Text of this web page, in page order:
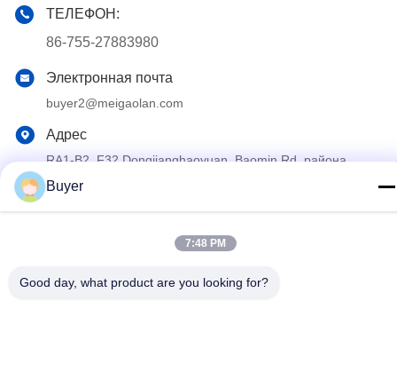
ТЕЛЕФОН:
86-755-27883980
Электронная почта
buyer2@meigaolan.com
Адрес
RA1-B2, F32 Dongjianghaoyuan, Baomin Rd, района
Доставщик. 2023-2026 Shenzhen Meigaolan Electronic
Buyer
7:48 PM
Good day, what product are you looking for?